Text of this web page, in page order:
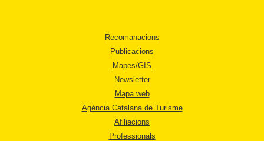
Recomanacions
Publicacions
Mapes/GIS
Newsletter
Mapa web
Agència Catalana de Turisme
Afiliacions
Professionals